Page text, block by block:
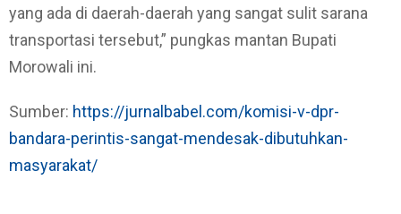
yang ada di daerah-daerah yang sangat sulit sarana
transportasi tersebut,” pungkas mantan Bupati
Morowali ini.
Sumber: https://jurnalbabel.com/komisi-v-dpr-
bandara-perintis-sangat-mendesak-dibutuhkan-
masyarakat/